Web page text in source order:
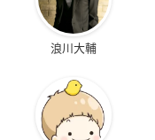
浪川大輔